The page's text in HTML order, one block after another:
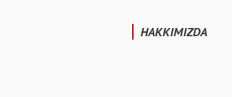
HAKKIMIZDA